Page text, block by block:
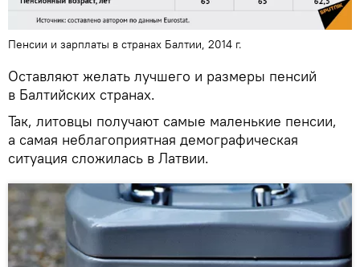
Пенсии и зарплаты в странах Балтии, 2014 г.
Оставляют желать лучшего и размеры пенсий
в Балтийских странах.
Так, литовцы получают самые маленькие пенсии,
а самая неблагоприятная демографическая
ситуация сложилась в Латвии.